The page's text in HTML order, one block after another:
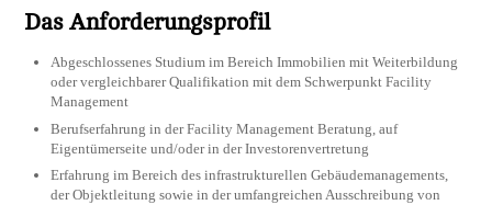
Das Anforderungsprofil
Abgeschlossenes Studium im Bereich Immobilien mit Weiterbildung
oder vergleichbarer Qualifikation mit dem Schwerpunkt Facility
Management
Berufserfahrung in der Facility Management Beratung, auf
Eigentümerseite und/oder in der Investorenvertretung
Erfahrung im Bereich des infrastrukturellen Gebäudemanagements,
der Objektleitung sowie in der umfangreichen Ausschreibung von